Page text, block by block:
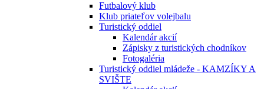
Futbalový klub
Klub priateľov volejbalu
Turistický oddiel
Kalendár akcií
Zápisky z turistických chodníkov
Fotogaléria
Turistický oddiel mládeže - KAMZÍKY A
SVIŠTE